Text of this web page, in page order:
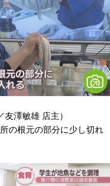
友澤敏雄 店主）
の根元の部分に少し切れ